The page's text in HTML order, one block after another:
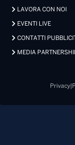
LAVORA CON NOI
EVENTI LIVE
CONTATTI
MEDIA
Privacy|